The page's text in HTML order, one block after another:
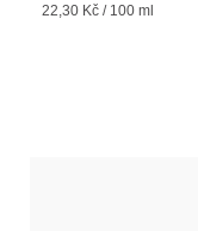
Měrná
22,30 Kč / 100 ml